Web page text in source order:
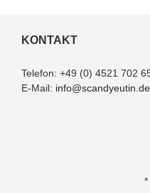
KONTAKT
Telefon: +49 (0) 4521 702
E-Mail: info@scandyeutin.de
*